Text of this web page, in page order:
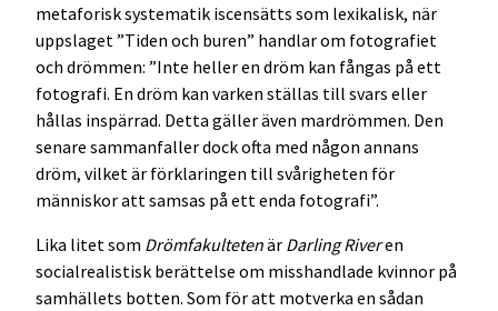
metaforisk systematik iscensätts som lexikalisk, när
uppslaget ”Tiden och buren” handlar om fotografiet
och drömmen: ”Inte heller en dröm kan fångas på ett
fotografi. En dröm kan varken ställas till svars eller
hållas inspärrad. Detta gäller även mardrömmen. Den
senare sammanfaller dock ofta med någon annans
dröm, vilket är förklaringen till svårigheten för
människor att samsas på ett enda fotografi”.
Lika litet som Drömfakultetenär Darling Riveren
socialrealistisk berättelse om misshandlade kvinnor på
samhällets botten. Som för att motverka en sådan